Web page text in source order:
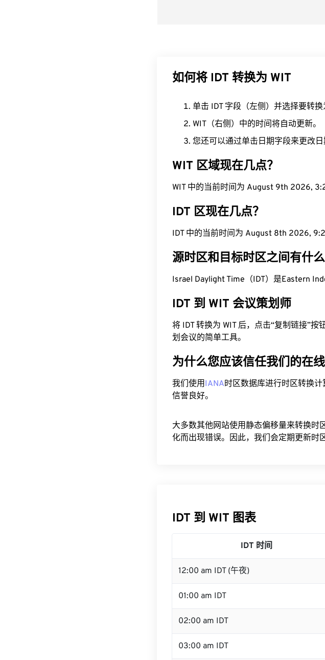
如何将 IDT 转换为 WIT
单击 IDT 字段（左侧）并选择要转换
WIT（右侧）中的时间将自动更新。
您还可以通过单击日期字段来更改日
WIT 区域现在几点？
WIT 中的当前时间为 August 9th 2026,
IDT 区现在几点？
IDT 中的当前时间为 August 8th 2026,
源时区和目标时区之间有什么
Israel Daylight Time（IDT）是Eastern
IDT 到 WIT 会议策划师
将 IDT 转换为 WIT 后，点击“复制链接”
划会议的简单工具。
为什么您应该信任我们的在
我们使用IANA时区数据库进行时区转换计
信誉良好。
大多数其他网站使用静态偏移量来转换时
化而出现错误。因此，我们会定期更新时
IDT 到 WIT 图表
IDT 时间
12:00 am IDT (午夜)
01:00 am IDT
02:00 am IDT
03:00 am IDT